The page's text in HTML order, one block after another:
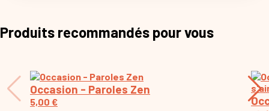
Produits recommandés pour vous
Occasion - Paroles Zen
5,00 €